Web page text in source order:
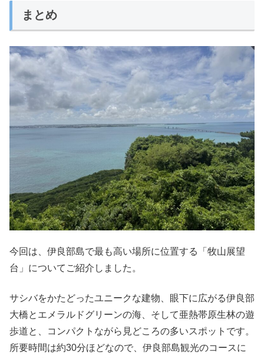
まとめ
今回は、伊良部島で最も高い場所に位置する「牧山展望
台」についてご紹介しました。
サシバをかたどったユニークな建物、眼下に広がる伊良部
大橋とエメラルドグリーンの海、そして亜熱帯原生林の遊
歩道と、コンパクトながら見どころの多いスポットです。
所要時間は約30分ほどなので、伊良部島観光のコースに